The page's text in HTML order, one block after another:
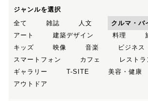
ジャンルを選択
全て
雑誌 人文
クルマ・バ
アート
建築デザイン 料理
キッズ
映像 音楽
ビジネス
スマートフォン
カフェ レストラ
ギャラリー
T-SITE 美容・健康
アウトドア